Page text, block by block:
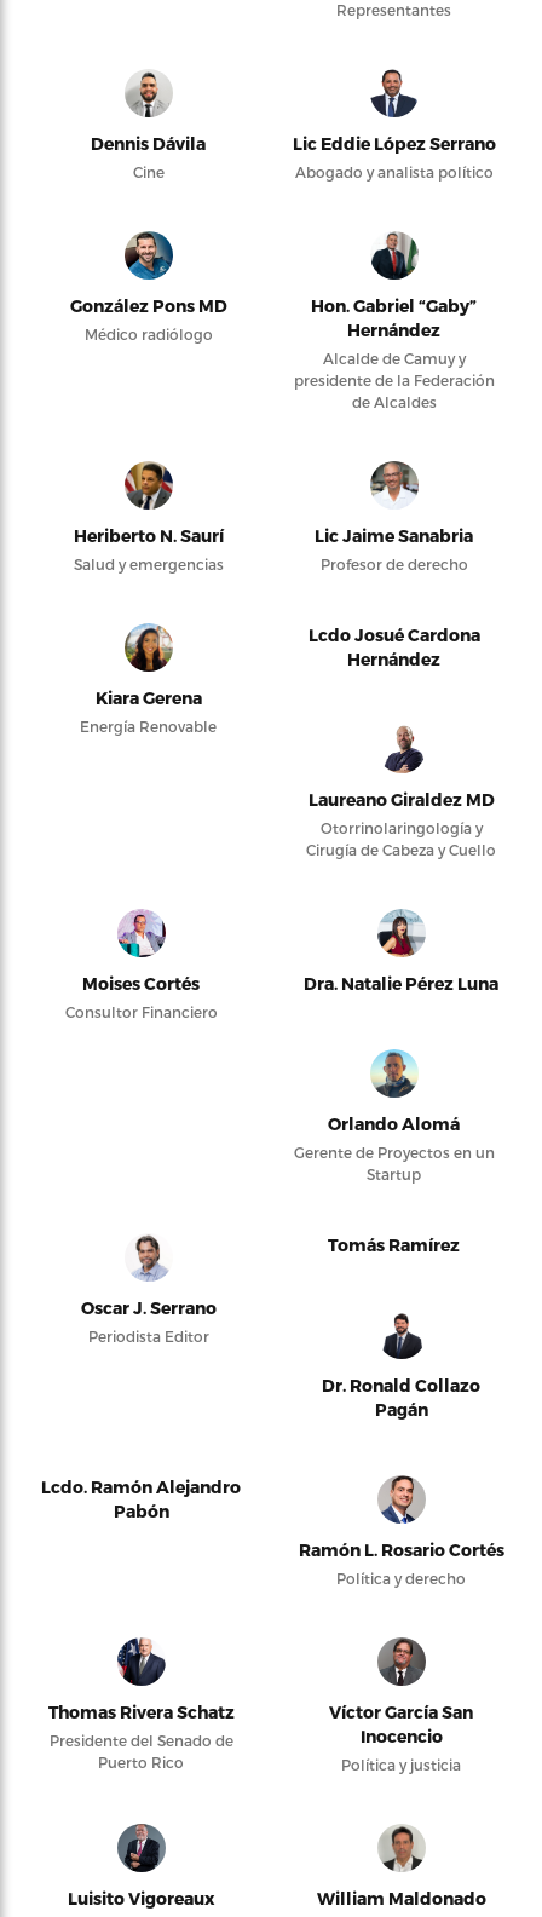
Representantes
Dennis Dávila
Cine
Lic Eddie López Serrano
Abogado y analista político
González Pons MD
Médico radiólogo
Hon. Gabriel “Gaby”
Hernández
Alcalde de Camuy y
presidente de la Federación
de Alcaldes
Heriberto N. Saurí
Salud y emergencias
Lic Jaime Sanabria
Profesor de derecho
Kiara Gerena
Energía Renovable
Lcdo Josué Cardona
Hernández
Laureano Giraldez MD
Otorrinolaringología y
Cirugía de Cabeza y Cuello
Moises Cortés
Consultor Financiero
Dra. Natalie Pérez Luna
Orlando Alomá
Gerente de Proyectos en un
Startup
Oscar J. Serrano
Periodista Editor
Tomás Ramírez
Dr. Ronald Collazo
Pagán
Lcdo. Ramón Alejandro
Pabón
Ramón L. Rosario Cortés
Política y derecho
Thomas Rivera Schatz
Presidente del Senado de
Puerto Rico
Víctor García San
Inocencio
Política y justicia
Luisito Vigoreaux William Maldonado